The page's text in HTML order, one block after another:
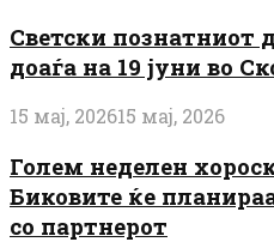
Светски познатниот
доаѓа на 19 јуни во
15 мај, 202615 мај, 2026
Голем неделен
Биковите ќе
со партнерот